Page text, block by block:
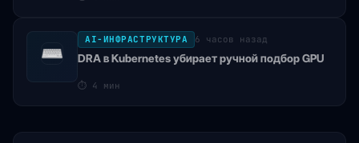
AI-ИНФРАСТРУКТУРА 6 часов назад
DRA в Kubernetes убирает ручной подбор GPU
⏱ 4 мин